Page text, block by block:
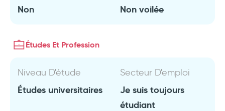
Non Non voilée
Études Et Profession
Niveau D'étude
Études universitaires
Secteur D'emploi
Je suis toujours
étudiant